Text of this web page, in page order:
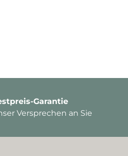
Garantie
Versprechen an Sie